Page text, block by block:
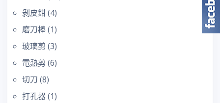
剝皮鉗(4)
磨刀棒(1)
玻璃剪 (3)
電熱剪 (6)
切刀 (8)
打孔器(1)